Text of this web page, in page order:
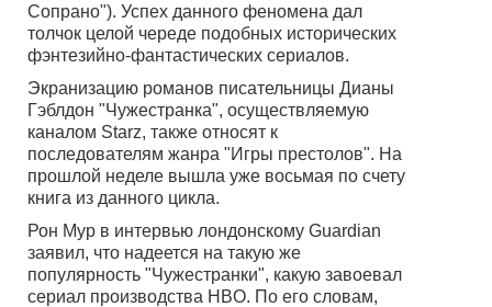
Сопрано"). Успех данного феномена дал
толчок целой череде подобных исторических
фэнтезийно-фантастических сериалов.
Экранизацию романов писательницы Дианы
Гэблдон "Чужестранка", осуществляемую
каналом Starz, также относят к
последователям жанра "Игры престолов". На
прошлой неделе вышла уже восьмая по счету
книга из данного цикла.
Рон Мур в интервью лондонскому Guardian
заявил, что надеется на такую же
популярность "Чужестранки", какую завоевал
сериал производства HBO. По его словам,